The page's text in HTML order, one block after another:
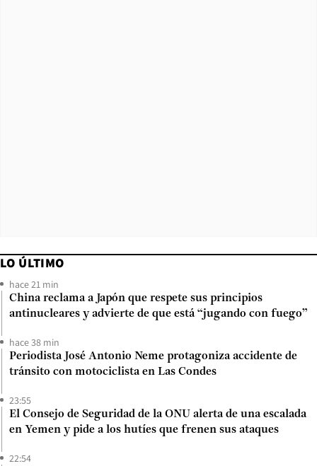
LO ÚLTIMO
hace 21 min
China reclama a Japón que respete sus principios
antinucleares y advierte de que está “jugando con fuego”
hace 38 min
Periodista José Antonio Neme protagoniza accidente de
tránsito con motociclista en Las Condes
23:55
El Consejo de Seguridad de la ONU alerta de una escalada
en Yemen y pide a los hutíes que frenen sus ataques
22:54